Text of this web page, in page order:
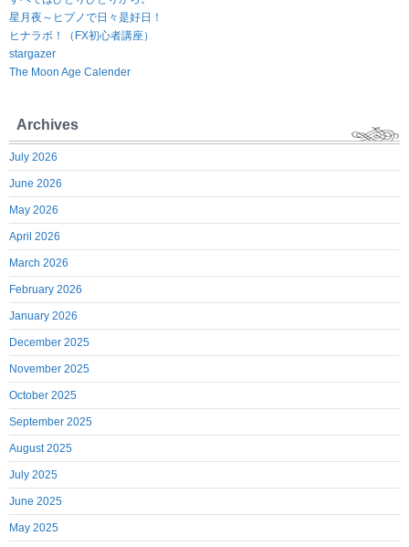
星月夜～ヒプノで日々是好日！
ヒナラボ！（FX初心者講座）
stargazer
The Moon Age Calender
Archives
July 2026
June 2026
May 2026
April 2026
March 2026
February 2026
January 2026
December 2025
November 2025
October 2025
September 2025
August 2025
July 2025
June 2025
May 2025